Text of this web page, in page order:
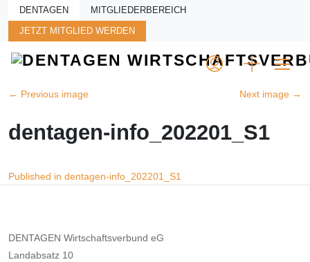
Skip to main content
DENTAGEN MITGLIEDERBEREICH
JETZT MITGLIED WERDEN
← Previous image Next image →
dentagen-info_202201_S1
Beitragsnavigation
Published in dentagen-info_202201_S1
DENTAGEN Wirtschaftsverbund eG
Landabsatz 10